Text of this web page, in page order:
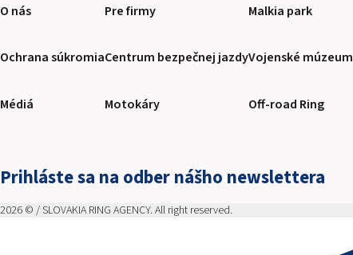
O nás
Ochrana súkromia
Médiá
Pre firmy
Centrum bezpečnej jazdy
Motokáry
Malkia park
Vojenské múzeum
Off-road Ring
Prihláste sa na odber nášho newslettera
2026 © / SLOVAKIA RING AGENCY. All right reserved.